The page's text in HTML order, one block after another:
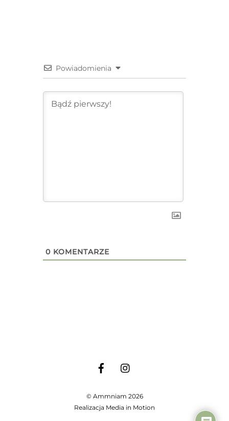
Powiadomienia
0KOMENTARZE
© Ammniam 2026
Realizacja Media in Motion